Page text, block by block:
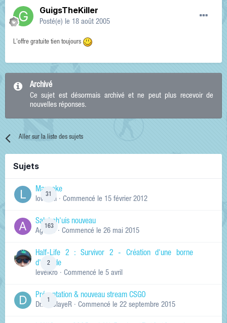
GuigsTheKiller
Posté(e) le 18 août 2005
L'offre gratuite tien toujours
Archivé
Ce sujet est désormais archivé et ne peut plus recevoir de
nouvelles réponses.
Aller sur la liste des sujets
Sujets
31
Manneke
lowskill · Commencé le 15 février 2012
163
Salut ch'uis nouveau
Ag0Nie · Commencé le 26 mai 2015
2
Half-Life 2 : Survivor 2 - Création d'une borne
d'arcade
levelkro · Commencé le 5 avril
Présentation & nouveau stream CSGO
Dr.KinSlayeR · Commencé le 22 septembre 2015